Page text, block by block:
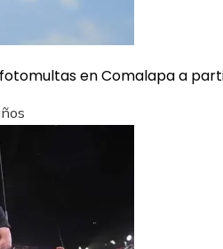
en Comalapa a